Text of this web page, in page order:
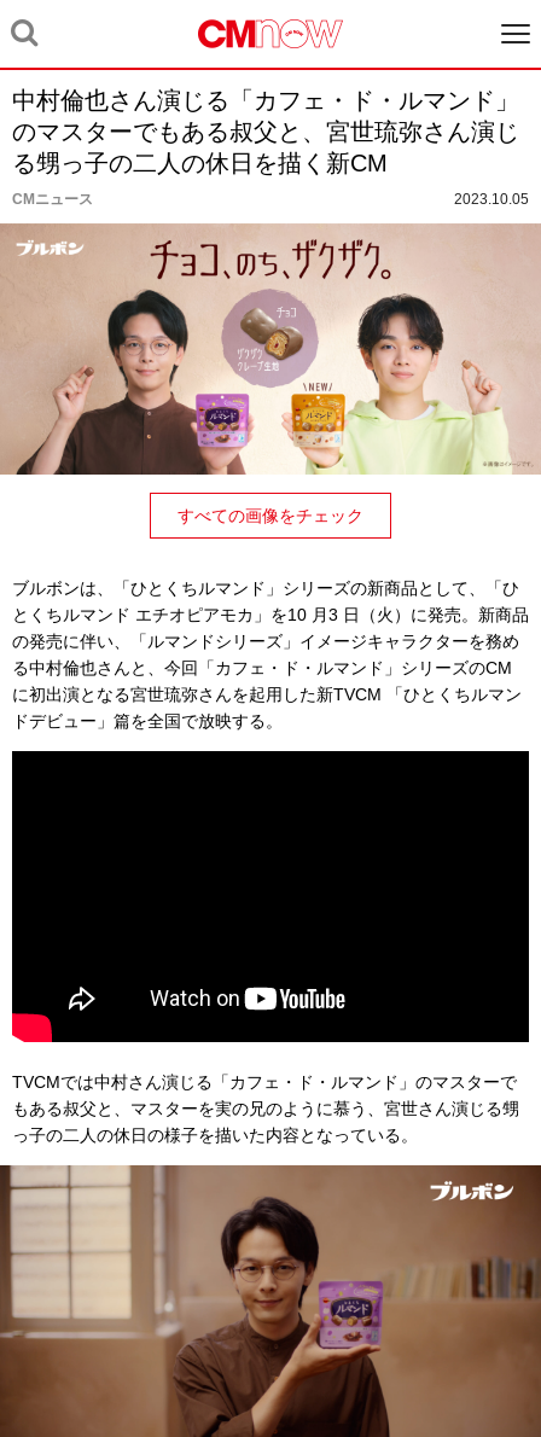
中村倫也さん演じる「カフェ・ド・ルマンド」
のマスターでもある叔父と、宮世琉弥さん演じ
る甥っ子の二人の休日を描く新CM
CMニュース 2023.10.05
すべての画像をチェック
ブルボンは、「ひとくちルマンド」シリーズの新商品として、「ひ
とくちルマンド エチオピアモカ」を10 月3 日（火）に発売。新商品
の発売に伴い、「ルマンドシリーズ」イメージキャラクターを務め
る中村倫也さんと、今回「カフェ・ド・ルマンド」シリーズのCM
に初出演となる宮世琉弥さんを起用した新TVCM 「ひとくちルマン
ドデビュー」篇を全国で放映する。
TVCMでは中村さん演じる「カフェ・ド・ルマンド」のマスターで
もある叔父と、マスターを実の兄のように慕う、宮世さん演じる甥
っ子の二人の休日の様子を描いた内容となっている。